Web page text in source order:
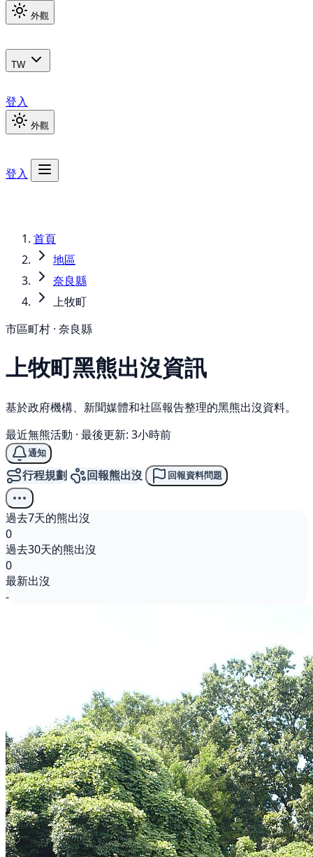
外觀
TW
登入
外觀
登入
首頁
地區
奈良縣
上牧町
市區町村 · 奈良縣
上牧町黑熊出沒資訊
基於政府機構、新聞媒體和社區報告整理的黑熊出沒資料。
最近無熊活動 · 最後更新: 3小時前
通知
行程規劃 回報熊出沒 回報資料問題
過去7天的熊出沒
0
過去30天的熊出沒
0
最新出沒
-